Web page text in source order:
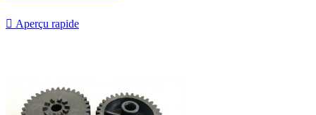
 Aperçu rapide